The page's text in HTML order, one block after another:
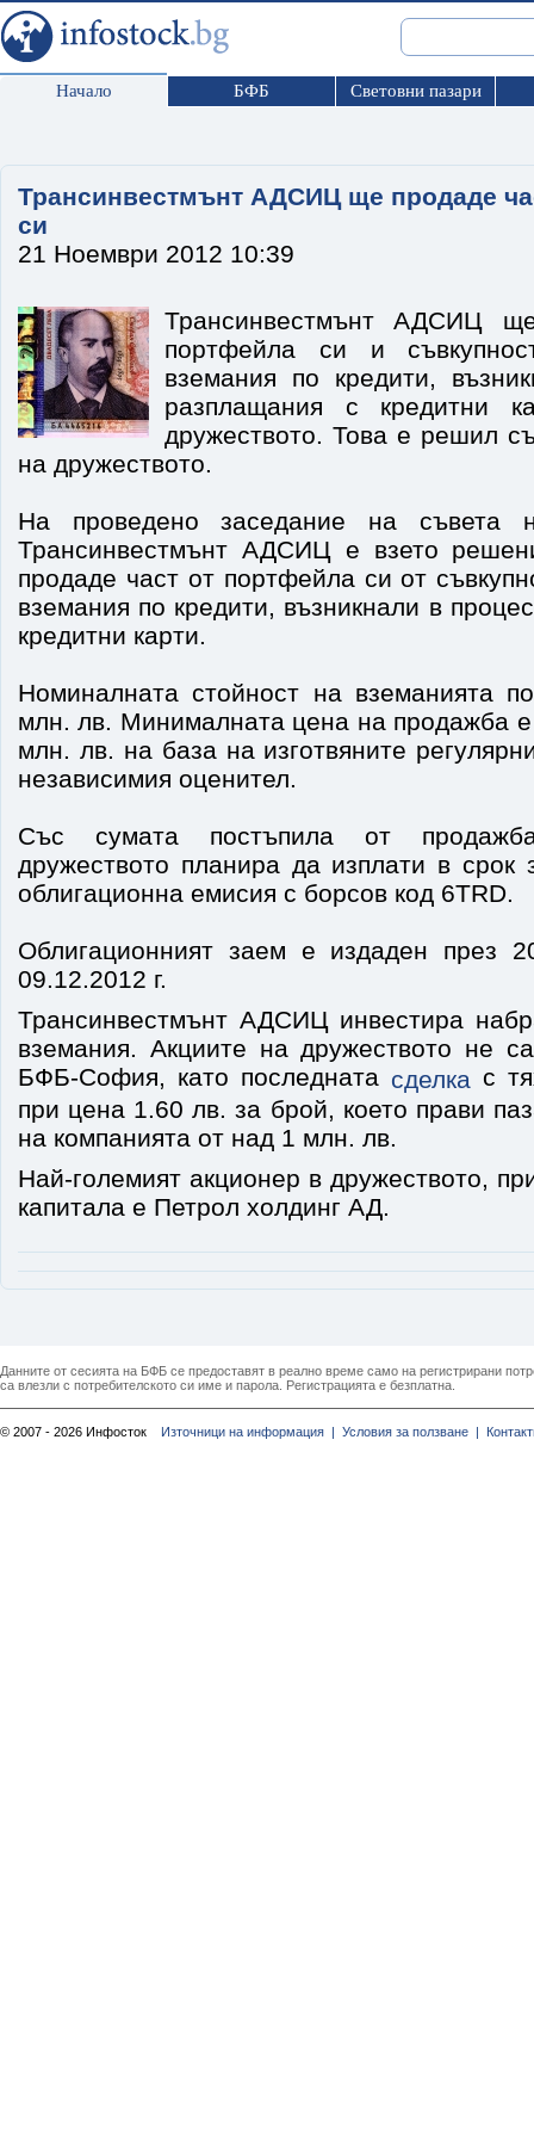
Начало БФБ Световни пазари
Трансинвестмънт АДСИЦ ще продаде
си
21 Ноември 2012 10:39
Трансинвестмънт АДСИЦ
портфейла си и
вземания по кредити,
разплащания с кредитни
дружеството. Това е решил
на дружеството.
На проведено заседание на съвета
Трансинвестмънт АДСИЦ е взето
продаде част от портфейла си от
вземания по кредити, възникнали в
кредитни карти.
Номиналната стойност на вземанията
млн. лв. Минималната цена на продажба
млн. лв. на база на изготвяните
независимия оценител.
Със сумата постъпила от
дружеството планира да изплати в срок
облигационна емисия с борсов код 6TRD.
Облигационният заем е издаден през
09.12.2012 г.
Трансинвестмънт АДСИЦ инвестира
вземания. Акциите на дружеството не
БФБ-София, като последната сделка с
при цена 1.60 лв. за брой, което прави
на компанията от над 1 млн. лв.
Най-големият акционер в дружеството,
капитала е Петрол холдинг АД.
Данните от сесията на БФБ се предоставят в реално време само на регистрирани
са влезли с потребителското си име и парола. Регистрацията е безплатна.
© 2007 - 2026 Инфосток Източници на информация | Условия за ползване |